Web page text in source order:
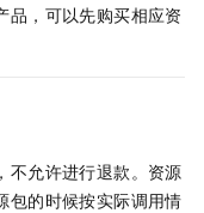
品，可以先购买相应资
不允许进行退款。资源
包的时候按实际调用情